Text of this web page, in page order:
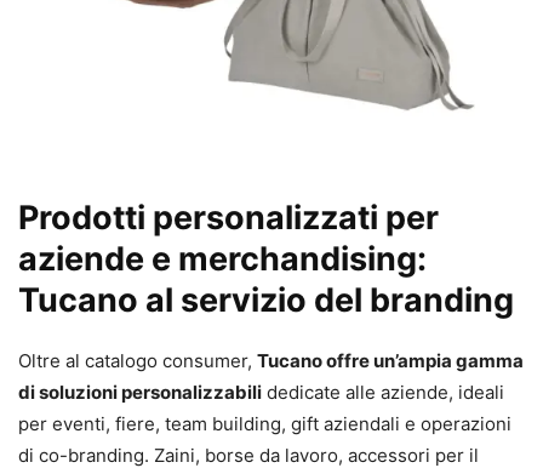
Prodotti personalizzati per
aziende e merchandising:
Tucano al servizio del branding
Oltre al catalogo consumer, Tucano offre un’ampia gamma
di soluzioni personalizzabili dedicate alle aziende, ideali
per eventi, fiere, team building, gift aziendali e operazioni
di co-branding. Zaini, borse da lavoro, accessori per il